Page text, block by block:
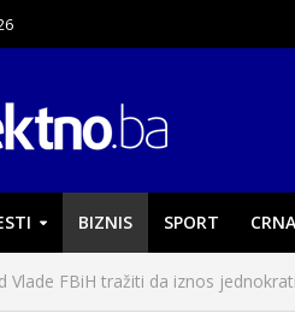
BIZNIS SPORT
Vlade FBiH tražiti da iznos